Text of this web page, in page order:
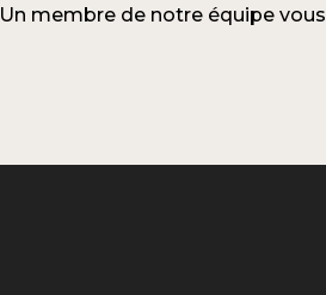
Un membre de notre équipe